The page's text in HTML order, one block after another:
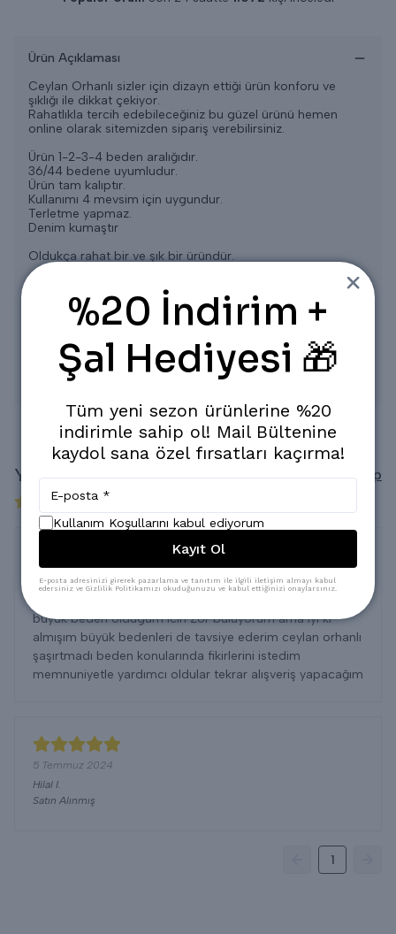
Ürün Açıklaması
Ceylan Orhanlı sizler için dizayn ettiği ürün konforu ve
şıklığı ile dikkat çekiyor.
Rahatlıkla tercih edebileceğiniz bu güzel ürünü hemen
online olarak sitemizden sipariş verebilirsiniz.
Ürün 1-2-3-4 beden aralığıdır.
36/44 bedene uyumludur.
Ürün tam kalıptır.
Kullanımı 4 mevsim için uygundur.
Terletme yapmaz.
Denim kumaştır
Oldukça rahat bir ve şık bir üründür.
* Konsept Çekimlerinde Renkler Işık Farklılığından Dolayı
Bazı Ürünlerde Değişiklik Gösterebilir.
* Yıkama: Ilık 30-35 Derecede elde Yıkama ayarında
Yapılabilir,
* Ağartıcı ve yoğun kimyasal içeren deterjanların
kullanılması tavsiye edilmez.
* Gölge de kurutma yapılması tavsiye edilir.
* Kuru Temizlemeye verilebilir.
Yorumlar Yorum Yap
güzel
büyük beden oldugum icin Zor buluyorum ama iyi ki
almışım büyük bedenleri de tavsiye ederim ceylan orhanlı
şaşırtmadı beden konularında fikirlerini istedim
memnuniyetle yardımcı oldular tekrar alışveriş yapacağım
5 Temmuz 2024
Hilal I.
Satın Alınmış
1
%20 İndirim +
Şal Hediyesi 🎁
Tüm yeni sezon ürünlerine %20
indirimle sahip ol! Mail Bültenine
kaydol sana özel fırsatları kaçırma!
Kullanım Koşullarını kabul ediyorum
Kayıt Ol
E-posta adresinizi girerek pazarlama ve tanıtım ile ilgili iletişim almayı kabul
edersiniz ve Gizlilik Politikamızı okuduğunuzu ve kabul ettiğinizi onaylarsınız.